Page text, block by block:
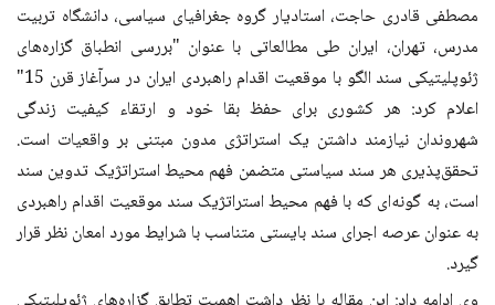
مصطفی قادری حاجت، استادیار گروه جغرافیای سیاسی، دانشگاه تربیت
مدرس، تهران، ایران طی مطالعاتی با عنوان "بررسی انطباق گزاره‌های
ژئوپلیتیکی سند الگو با موقعیت اقدام راهبردی ایران در سرآغاز قرن 15"
اعلام کرد: هر کشوری برای حفظ بقا خود و ارتقاء کیفیت زندگی
شهروندان نیازمند داشتن یک استراتژی مدون مبتنی بر واقعیات است.
تحقق‌پذیری هر سند سیاستی متضمن فهم محیط استراتژیک تدوین سند
است، به گونه‌ای که با فهم محیط استراتژیک سند موقعیت اقدام راهبردی
به عنوان عرصه اجرای سند بایستی متناسب با شرایط مورد امعان نظر قرار
گیرد.